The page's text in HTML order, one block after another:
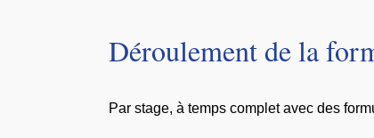
Déroulement de la
Par stage, à temps complet avec des